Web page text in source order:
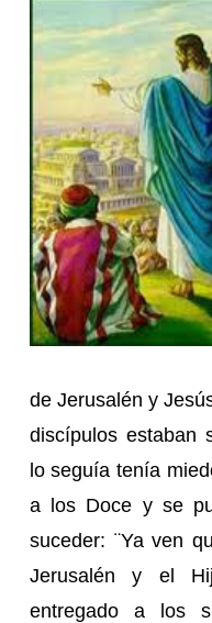
de Jerusalén y
discípulos estaban
lo seguía tenía
a los Doce y se
suceder: ¨Ya ven
Jerusalén y el
entregado a los